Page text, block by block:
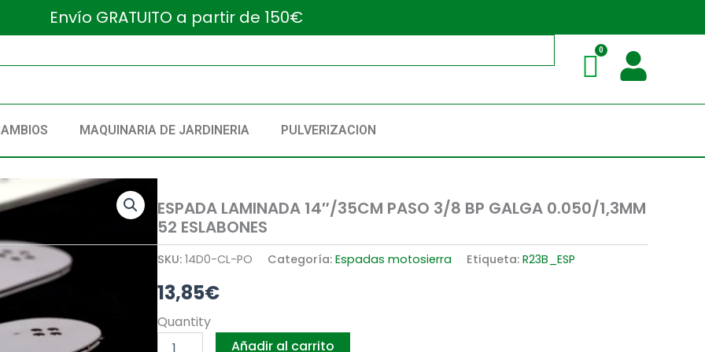
Envío GRATUITO a partir de 150€
MAQUINARIA DE JARDINERIA PULVERIZACION
ESPADA LAMINADA 14″/35CM PASO 3/8 BP GALGA 0.050/1,3MM
52 ESLABONES
SKU: 14D0-CL-PO Categoría: Espadas motosierra Etiqueta: R23B_ESP
13,85€
Quantity
ESPADA
LAMINADA
Añadir al carrito